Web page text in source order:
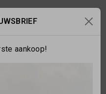
aankoop!